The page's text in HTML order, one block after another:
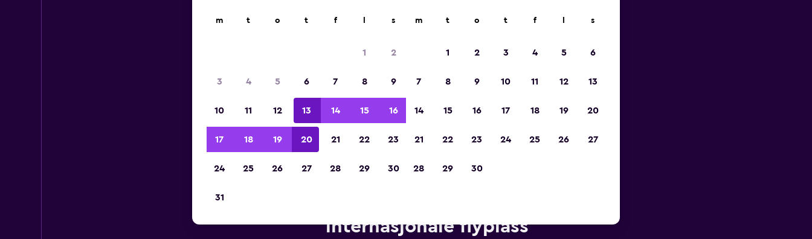
2023
internasjonale flyplass
m t o t f s
1 2
3 4 5 6 7 8 9
10 11 12 13 14 15 16
17 18 19 20 21 22 23
24 25 26 27 28 29 30
31
m t o t f s
1 2 3 4 5 6
7 8 9 10 11 12 13
14 15 16 17 18 19 20
21 22 23 24 25 26 27
28 29 30